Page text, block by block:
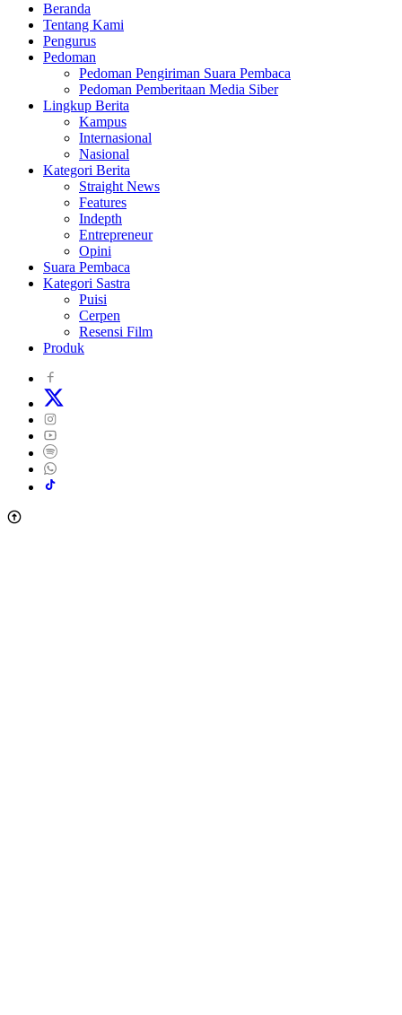
Beranda
Tentang Kami
Pengurus
Pedoman
Pedoman Pengiriman Suara Pembaca
Pedoman Pemberitaan Media Siber
Lingkup Berita
Kampus
Internasional
Nasional
Kategori Berita
Straight News
Features
Indepth
Entrepreneur
Opini
Suara Pembaca
Kategori Sastra
Puisi
Cerpen
Resensi Film
Produk